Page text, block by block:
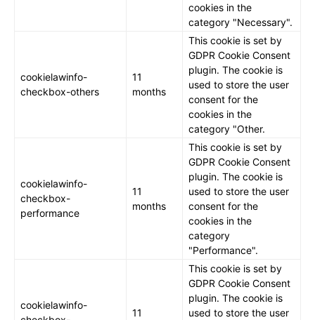
cookies in the
category "Necessary".
cookielawinfo-
checkbox-others
11
months
This cookie is set by
GDPR Cookie Consent
plugin. The cookie is
used to store the user
consent for the
cookies in the
category "Other.
cookielawinfo-
checkbox-
performance
11
months
This cookie is set by
GDPR Cookie Consent
plugin. The cookie is
used to store the user
consent for the
cookies in the
category
"Performance".
cookielawinfo-
11
This cookie is set by
GDPR Cookie Consent
plugin. The cookie is
used to store the user